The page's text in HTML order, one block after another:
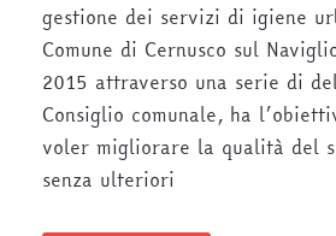
gestione dei servizi di igiene
Comune di Cernusco sul
2015 attraverso una serie di
Consiglio comunale, ha
voler migliorare la qualità del
senza ulteriori